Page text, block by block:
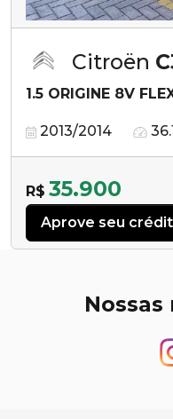
Citroën
1.5 ORIGINE 8V
2013/2014
R$ 35.900
Aprove seu
Nossas